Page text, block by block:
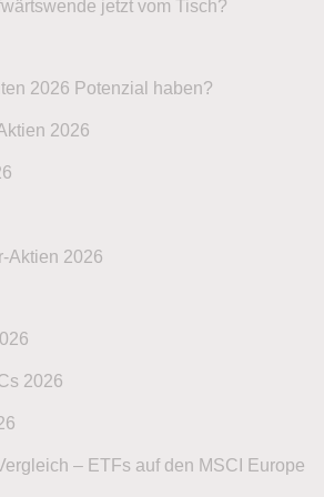
jetzt vom Tisch?
2026 Potenzial haben?
2026
Aktien 2026
2026
– ETFs auf den MSCI Europe